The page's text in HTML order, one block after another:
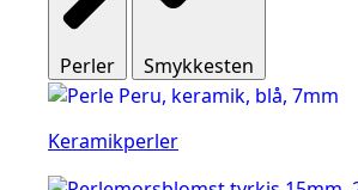
Perler Smykkesten
Keramikperler